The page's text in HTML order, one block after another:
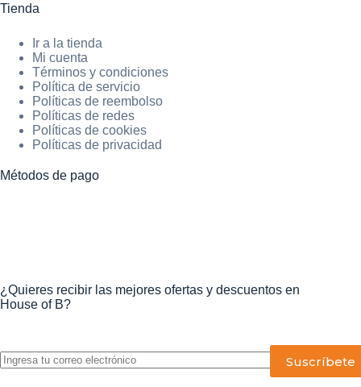
Tienda
Ir a la tienda
Mi cuenta
Términos y condiciones
Política de servicio
Políticas de reembolso
Políticas de redes
Políticas de cookies
Políticas de privacidad
Métodos de pago
¿Quieres recibir las mejores ofertas y descuentos en
House of B?
P